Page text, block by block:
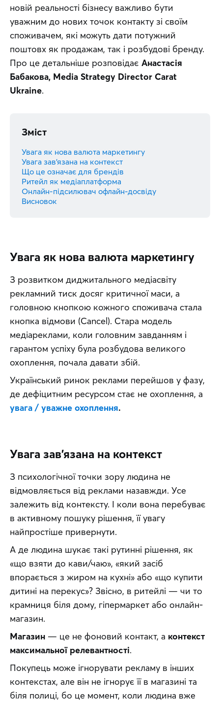
новій реальності бізнесу важливо бути
уважним до нових точок контакту зі своїм
споживачем, які можуть дати потужний
поштовх як продажам, так і розбудові бренду.
Про це детальніше розповідає Анастасія
Бабакова, Media Strategy Director Carat
Ukraine.
Зміст
Увага як нова валюта маркетингу
Увага зав’язана на контекст
Що це означає для брендів
Ритейл як медіаплатформа
Онлайн-підсилювач офлайн-досвіду
Висновок
Увага як нова валюта маркетингу
З розвитком диджитального медіасвіту
рекламний тиск досяг критичної маси, а
головною кнопкою кожного споживача стала
кнопка відмови (Cancel). Стара модель
медіареклами, коли головним завданням і
гарантом успіху була розбудова великого
охоплення, почала давати збій.
Український ринок реклами перейшов у фазу,
увага / уважне охоплення.
Увага зав’язана на контекст
З психологічної точки зору людина не
відмовляється від реклами назавжди. Усе
залежить від контексту. І коли вона перебуває
в активному пошуку рішення, її увагу
найпростіше привернути.
А де людина шукає такі рутинні рішення, як
«що взяти до кави/чаю», «який засіб
впорається з жиром на кухні» або «що купити
дитині на перекус»? Звісно, в ритейлі — чи то
крамниця біля дому, гіпермаркет або онлайн-
магазин.
Магазин — це не фоновий контакт, а контекст
максимальної релевантності.
Покупець може ігнорувати рекламу в інших
контекстах, але він не ігнорує її в магазині та
біля полиці, бо це момент, коли людина вже